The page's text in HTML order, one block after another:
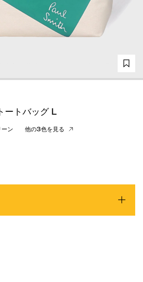
ートバッグ L
ーン 他の3色を見る